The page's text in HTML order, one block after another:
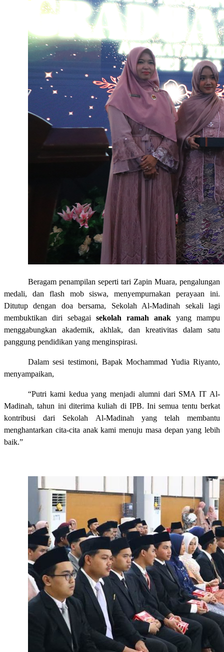
Beragam penampilan seperti tari Zapin Muara, pengalungan
medali, dan flash mob siswa, menyempurnakan perayaan ini.
Ditutup dengan doa bersama, Sekolah Al-Madinah sekali lagi
membuktikan diri sebagai sekolah ramah anak yang mampu
menggabungkan akademik, akhlak, dan kreativitas dalam satu
panggung pendidikan yang menginspirasi.
Dalam sesi testimoni, Bapak Mochammad Yudia Riyanto,
menyampaikan,
“Putri kami kedua yang menjadi alumni dari SMA IT Al-
Madinah, tahun ini diterima kuliah di IPB. Ini semua tentu berkat
kontribusi dari Sekolah Al-Madinah yang telah membantu
menghantarkan cita-cita anak kami menuju masa depan yang lebih
baik.”